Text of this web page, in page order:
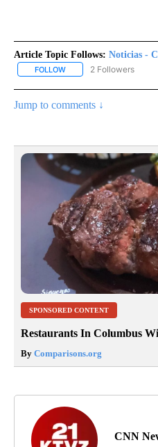
Article Topic Follows: Noticias -
FOLLOW FOLLOW "NOTICIAS -
2 Followers
Jump to comments ↓
SPONSORED CONTENT
Restaurants In Columbus
By Comparisons.org
CNN